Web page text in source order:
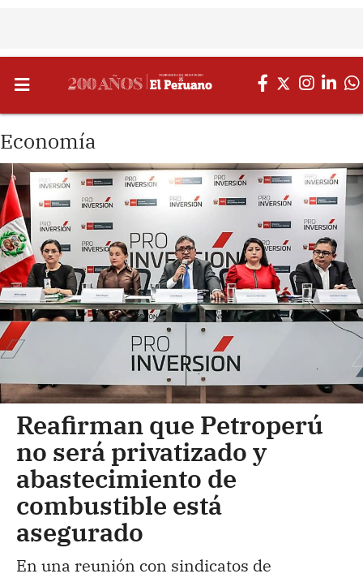
Economía
Reafirman que Petroperú
no será privatizado y
abastecimiento de
combustible está
asegurado
En una reunión con sindicatos de